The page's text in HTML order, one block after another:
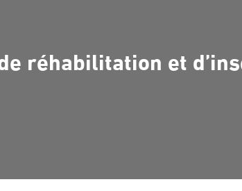
réhabilitation et